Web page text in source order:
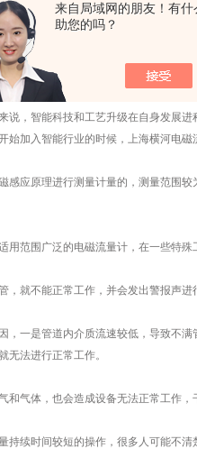
来自局域网的朋友！有什
助您的吗？
艺改进和磨砺工艺是一个制造型工业
基础。
，将核心技术和工艺牢牢掌握在自己
，智能科技和工艺升级在自身发展进
始加入智能行业的时候，上海横河电磁
应原理进行测量计量的，测量范围较
范围广泛的电磁流量计，在一些特殊
就不能正常工作，并会发出警报声进
一是管道内介质流速较低，导致不满
无法进行正常工作。
气体，也会造成设备无法正常工作，
续时间较短的操作，很多人可能不清